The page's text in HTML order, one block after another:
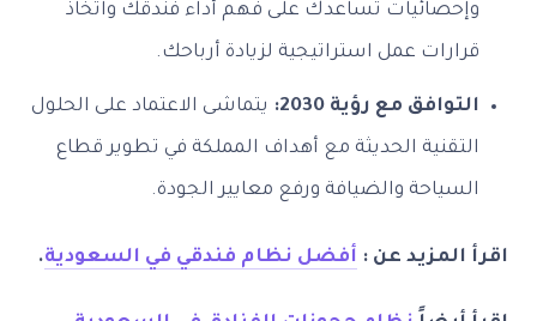
وإحصائيات تساعدك على فهم أداء فندقك واتخاذ
قرارات عمل استراتيجية لزيادة أرباحك.
التوافق مع رؤية 2030: يتماشى الاعتماد على الحلول
التقنية الحديثة مع أهداف المملكة في تطوير قطاع
السياحة والضيافة ورفع معايير الجودة.
اقرأ المزيد عن : أفضل نظام فندقي في السعودية.